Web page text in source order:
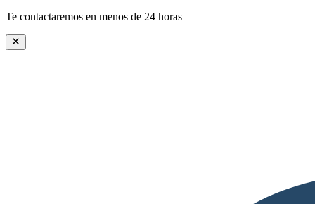
Te contactaremos en menos de 24 horas